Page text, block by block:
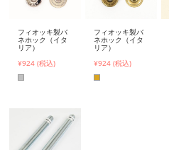
フィオッキ製バ
ネホック（イタ
リア）
¥924 (税込)
フィオッキ製バ
ネホック（イタ
リア）
¥924 (税込)